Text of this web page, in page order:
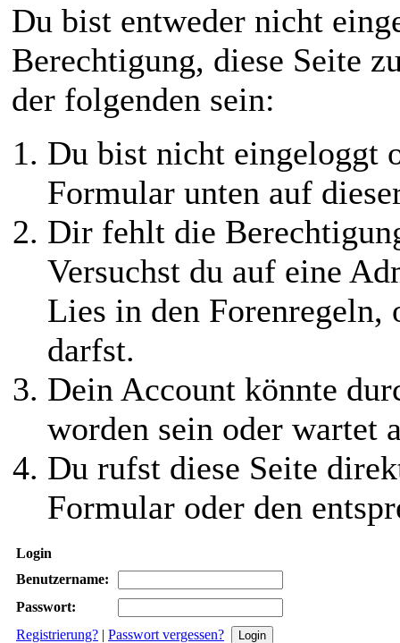
Du bist entweder nicht
Berechtigung, diese Seite
der folgenden sein:
Du bist nicht eingeloggt
Formular unten auf
Dir fehlt die
Versuchst du auf eine
Lies in den Forenregeln,
darfst.
Dein Account könnte
worden sein oder wartet
Du rufst diese Seite
Formular oder den
Login
Benutzername:
Passwort:
Registrierung? | Passwort vergessen?